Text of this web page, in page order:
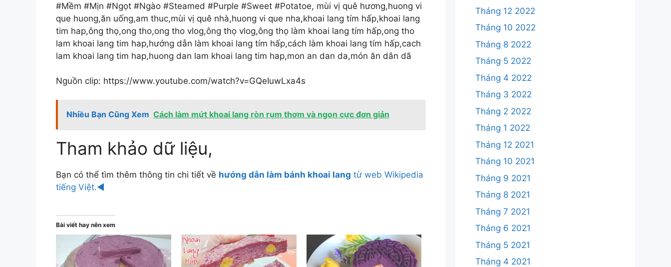
#Mềm #Mịn #Ngọt #Ngào #Steamed #Purple #Sweet #Potatoe, mùi vị quê hương,huong vi
que huong,ăn uống,am thuc,mùi vị quê nhà,huong vi que nha,khoai lang tím hấp,khoai lang
tim hap,ông thọ,ong tho,ong tho vlog,ông thọ vlog,ông thọ làm khoai lang tím hấp,ong tho
lam khoai lang tim hap,hướng dẫn làm khoai lang tím hấp,cách làm khoai lang tím hấp,cach
lam khoai lang tim hap,huong dan lam khoai lang tim hap,mon an dan da,món ăn dân dã
Nguồn clip: https://www.youtube.com/watch?v=GQeIuwLxa4s
Nhiều Bạn Cũng Xem Cách làm mứt khoai lang ròn rụm thơm và ngon cực đơn giản
Tham khảo dữ liệu,
Bạn có thể tìm thêm thông tin chi tiết về hướng dẫn làm bánh khoai lang từ web Wikipedia
tiếng Việt.◄
Bài viết hay nên xem
Tháng 12 2022
Tháng 10 2022
Tháng 8 2022
Tháng 5 2022
Tháng 4 2022
Tháng 3 2022
Tháng 2 2022
Tháng 1 2022
Tháng 12 2021
Tháng 10 2021
Tháng 9 2021
Tháng 8 2021
Tháng 7 2021
Tháng 6 2021
Tháng 5 2021
Tháng 4 2021